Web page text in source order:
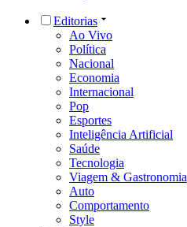
Editorias
Ao Vivo
Política
Nacional
Economia
Internacional
Pop
Esportes
Inteligência Artificial
Saúde
Tecnologia
Viagem & Gastronomia
Auto
Comportamento
Style